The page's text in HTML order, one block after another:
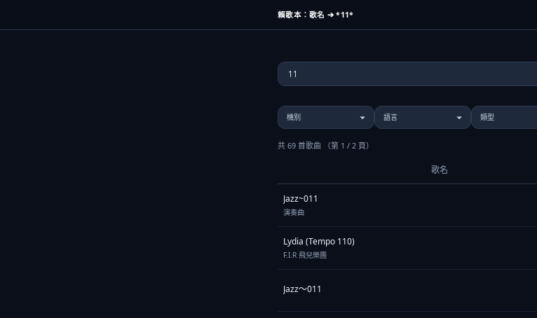
賴歌本：歌名 ➔ *11*
共 69 首歌曲 （第 1 / 2 頁）
歌名
Jazz~011
演奏曲
Lydia (Tempo 110)
F.I.R 飛兒樂團
Jazz～011